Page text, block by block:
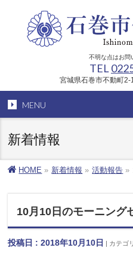
不明な点はお問
TEL
宮城県石巻市不動町
MENU
新着情報
HOME » 新着情報 » 活動報告 »
10月10日のモーニング
投稿日 : 2018年10月10日 カテゴ